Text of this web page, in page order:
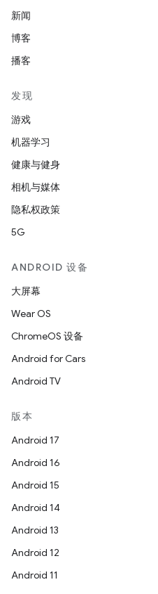
新闻
博客
播客
发现
游戏
机器学习
健康与健身
相机与媒体
隐私权政策
5G
ANDROID 设备
大屏幕
Wear OS
ChromeOS 设备
Android for Cars
Android TV
版本
Android 17
Android 16
Android 15
Android 14
Android 13
Android 12
Android 11